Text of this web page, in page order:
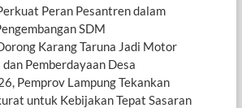
Peran Pesantren dalam
SDM
Karang Taruna Jadi Motor
Pemberdayaan Desa
Pemprov Lampung Tekankan
untuk Kebijakan Tepat Sasaran